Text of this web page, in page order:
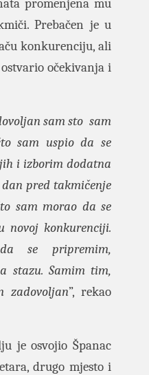
promenjena mu
Prebačen je u
konkurenciju, ali
očekivanja i
sam sto sam
sam uspio da se
i izborim dodatna
pred takmičenje
sam morao da se
novoj konkurenciji.
se pripremim,
stazu. Samim tim,
zadovoljan”, rekao
je osvojio Španac
drugo mjesto i